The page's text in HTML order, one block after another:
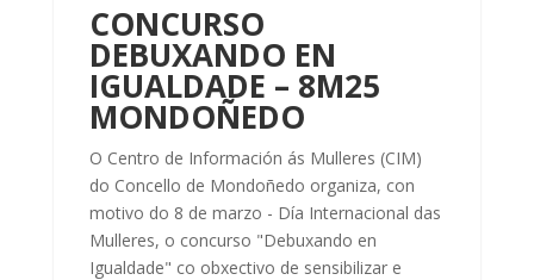
CONCURSO
DEBUXANDO EN
IGUALDADE – 8M25
MONDOÑEDO
O Centro de Información ás Mulleres (CIM)
do Concello de Mondoñedo organiza, con
motivo do 8 de marzo - Día Internacional das
Mulleres, o concurso "Debuxando en
Igualdade" co obxectivo de sensibilizar e